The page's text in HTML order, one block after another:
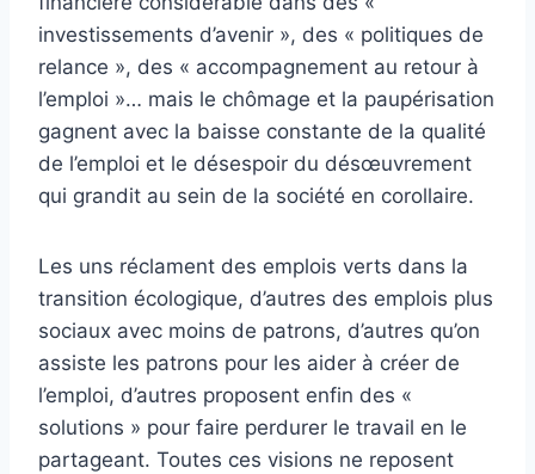
investissements d’avenir », des « politiques de
relance », des « accompagnement au retour à
l’emploi »… mais le chômage et la paupérisation
gagnent avec la baisse constante de la qualité
de l’emploi et le désespoir du désœuvrement
qui grandit au sein de la société en corollaire.
Les uns réclament des emplois verts dans la
transition écologique, d’autres des emplois plus
sociaux avec moins de patrons, d’autres qu’on
assiste les patrons pour les aider à créer de
l’emploi, d’autres proposent enfin des «
solutions » pour faire perdurer le travail en le
partageant. Toutes ces visions ne reposent